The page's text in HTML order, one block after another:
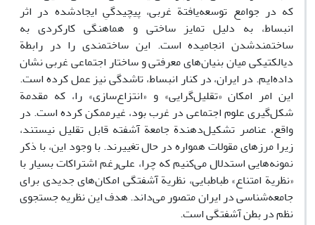
که در جوامع توسعه‌یافتة غربی، پیچیدگیِ ایجادشده در اثر
انبساط، به دلیل تمایز ساختی و هماهنگی کارکردی به
ساختمندشدن انجامیده است. این ساختمندی را در رابطة
دیالکتیکی میان بنیان‌های معرفتی و ساختار اجتماعی غربی نشان
داده‌ایم. در ایران، در کنار انبساط، تاشدگی نیز عمل کرده است.
این امر امکان «تقلیل‌گرایی» و «انتزاع‌سازی» را، که مقدمة
شکل‌گیری علوم اجتماعی در غرب بود، غیرممکن کرده است. در
واقع، عناصر تشکیل‌دهندة جامعة آشفته قابل تقلیل نیستند،
زیرا مرزهای مقولات همواره در حال تغییرند. با وجود این، با ذکر
نمونه‌هایی استدلال می‌کنیم که چرا، علی‌رغم اشتراکات بسیار با
«نظریة امتناع» طباطبایی، نظریة آشفتگی امکان‌های جدیدی برای
جامعه‌شناسی در ایران متصور می‌داند. هدف این نظریه جستجوی
نظم در بطن آشفتگی است.